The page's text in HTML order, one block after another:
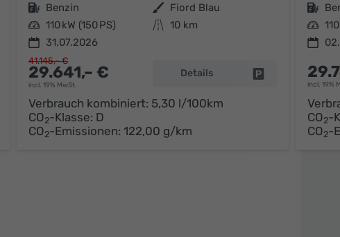
parken
Kraftstoff Benzin Außenfarbe Fiord Blau
Leistung 110 kW (150 PS) Kilometerstand 10 km
31.07.2026
29.641,– €
incl. 19% MwSt.
41.145,– €
Details Fahrzeug parken
Verbrauch kombiniert: 5,30 l/100km
CO2-Klasse: D
CO2-Emissionen: 122,00 g/km
Kraftstoff
Leistung
incl. 19%
CO2-
CO2-